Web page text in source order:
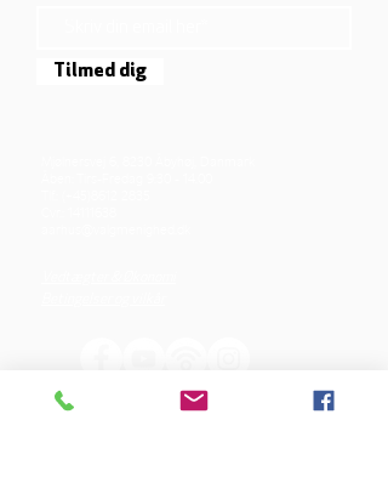
Tilmed dig